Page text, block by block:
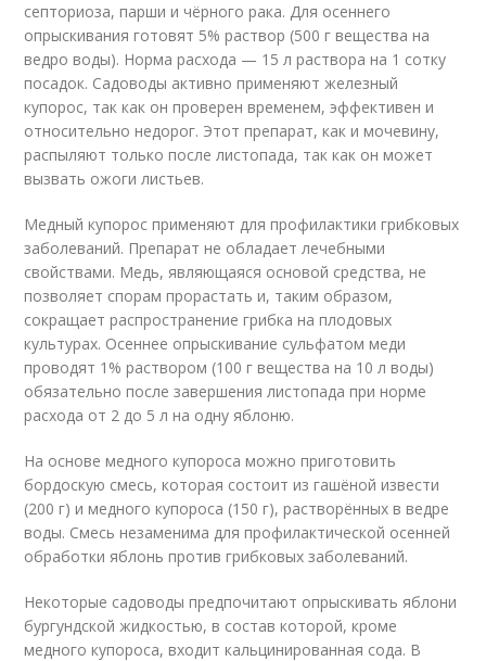
септориоза, парши и чёрного рака. Для осеннего
опрыскивания готовят 5% раствор (500 г вещества на
ведро воды). Норма расхода — 15 л раствора на 1 сотку
посадок. Садоводы активно применяют железный
купорос, так как он проверен временем, эффективен и
относительно недорог. Этот препарат, как и мочевину,
распыляют только после листопада, так как он может
вызвать ожоги листьев.
Медный купорос применяют для профилактики грибковых
заболеваний. Препарат не обладает лечебными
свойствами. Медь, являющаяся основой средства, не
позволяет спорам прорастать и, таким образом,
сокращает распространение грибка на плодовых
культурах. Осеннее опрыскивание сульфатом меди
проводят 1% раствором (100 г вещества на 10 л воды)
обязательно после завершения листопада при норме
расхода от 2 до 5 л на одну яблоню.
На основе медного купороса можно приготовить
бордоскую смесь, которая состоит из гашёной извести
(200 г) и медного купороса (150 г), растворённых в ведре
воды. Смесь незаменима для профилактической осенней
обработки яблонь против грибковых заболеваний.
Некоторые садоводы предпочитают опрыскивать яблони
бургундской жидкостью, в состав которой, кроме
медного купороса, входит кальцинированная сода. В